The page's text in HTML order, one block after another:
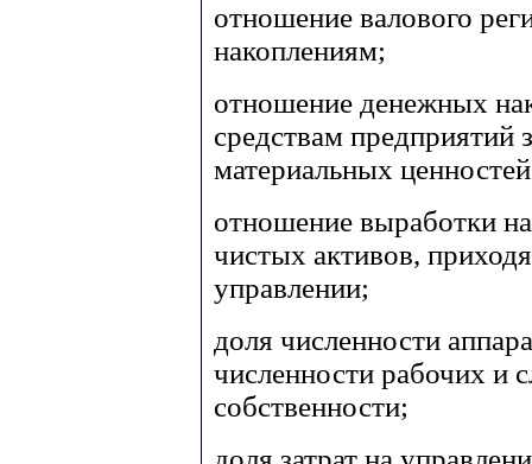
отношение валового
накоплениям;
отношение денежных
средствам предприятий
материальных
отношение выработки
чистых активов,
управлении;
доля численности
численности рабочих
собственности;